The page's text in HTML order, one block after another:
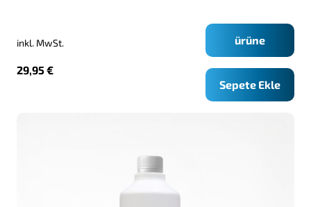
inkl. MwSt.
29,95€
ürüne
Sepete Ekle